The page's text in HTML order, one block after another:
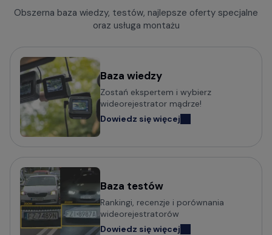
Obszerna baza wiedzy, testów, najlepsze oferty specjalne
oraz usługa montażu
Baza wiedzy
Zostań ekspertem i wybierz
wideorejestrator mądrze!
Dowiedz się więcej
Baza testów
Rankingi, recenzje i porównania
wideorejestratorów
Dowiedz się więcej